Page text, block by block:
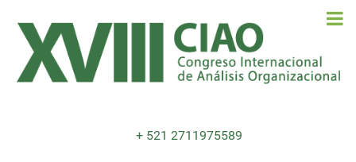
+ 521 2711975589